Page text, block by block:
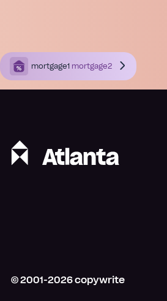
mortgage1 mortgage2
© 2001-2026copywrite